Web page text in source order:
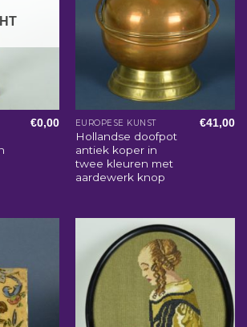
€0,00 EUROPESE KUNST
Hollandse doofpot
antiek koper in
twee kleuren met
aardewerk knop
€41,00